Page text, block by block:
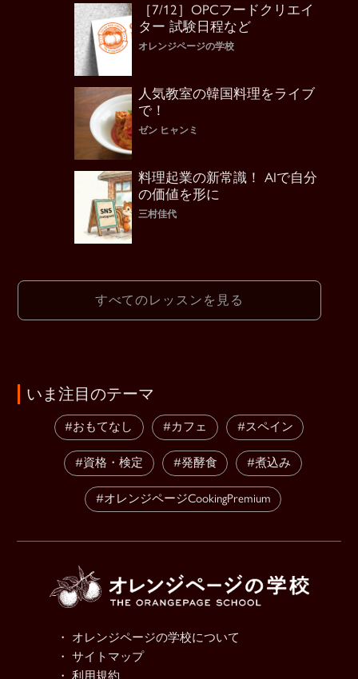
［7/12］OPCフードクリエイ
ター 試験日程など
オレンジページの学校
人気教室の韓国料理をライブ
で！
ゼン ヒャンミ
料理起業の新常識！ AIで自分
の価値を形に
三村佳代
すべてのレッスンを見る
いま注目のテーマ
#おもてなし #カフェ #スペイン
#資格・検定 #発酵食 #煮込み
#オレンジページCookingPremium
・ オレンジページの学校について
・ サイトマップ
・ 利用規約